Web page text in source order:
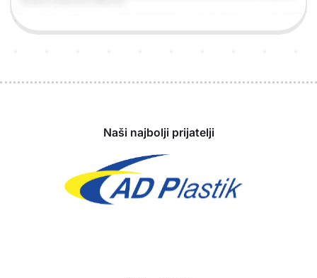
Naši najbolji prijatelji